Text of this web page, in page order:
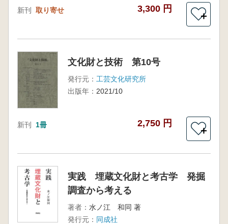
新刊 取り寄せ 3,300 円
＋
文化財と技術 第10号
発行元： 工芸文化研究所
出版年： 2021/10
新刊 1冊 2,750 円
＋
実践 埋蔵文化財と考古学 発掘
調査から考える
著者： 水ノ江 和同 著
発行元： 同成社